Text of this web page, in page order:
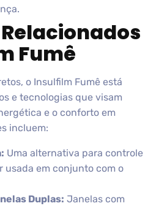
Fumê
o Insulfilm Fumê está
e tecnologias que visam
e o conforto em
incluem:
Uma alternativa para controle
usada em conjunto com o
Duplas: Janelas com